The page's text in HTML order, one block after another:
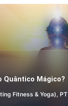
Quântico Mágico?
Fitness & Yoga), PT